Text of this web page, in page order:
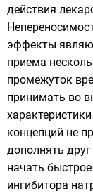
действия
эффекты
приема
промежуток
принимать во
концепций не
дополнять
начать
ингибитора